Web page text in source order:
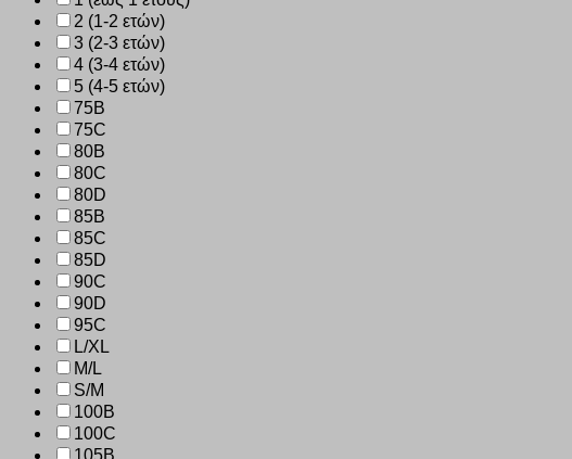
2 (1-2 ετών)
3 (2-3 ετών)
4 (3-4 ετών)
5 (4-5 ετών)
75B
75C
80B
80C
80D
85B
85C
85D
90C
90D
95C
L/XL
M/L
S/M
100B
100C